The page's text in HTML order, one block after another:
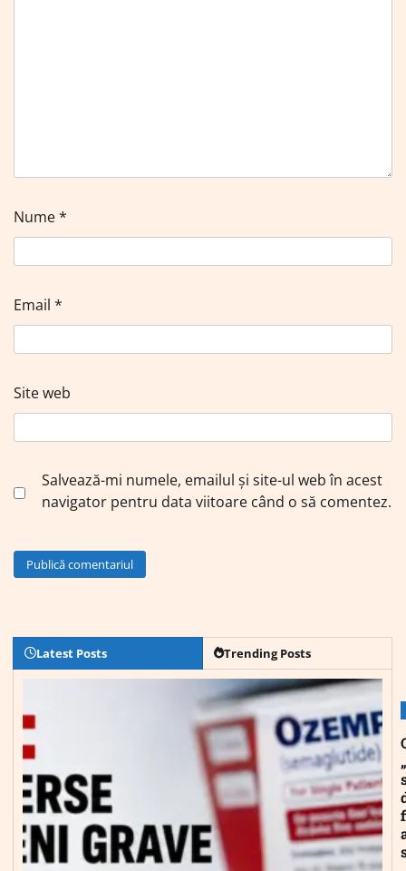
Nume*
Email *
Site web
Salvează-mi numele, emailul și site-ul web în acest
navigator pentru data viitoare când o să comentez.
Latest Posts Trending Posts